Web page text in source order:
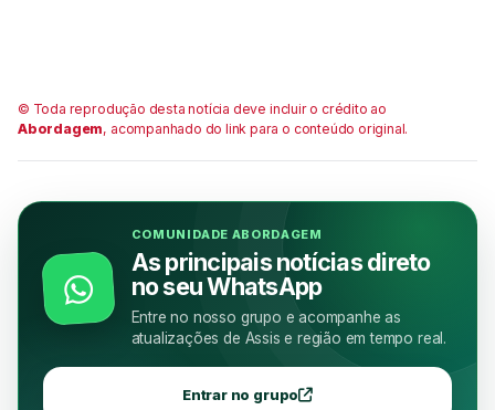
© Toda reprodução desta notícia deve incluir o crédito ao
Abordagem, acompanhado do link para o conteúdo original.
COMUNIDADE ABORDAGEM
As principais notícias direto
no seu WhatsApp
Entre no nosso grupo e acompanhe as
atualizações de Assis e região em tempo real.
Entrar no grupo